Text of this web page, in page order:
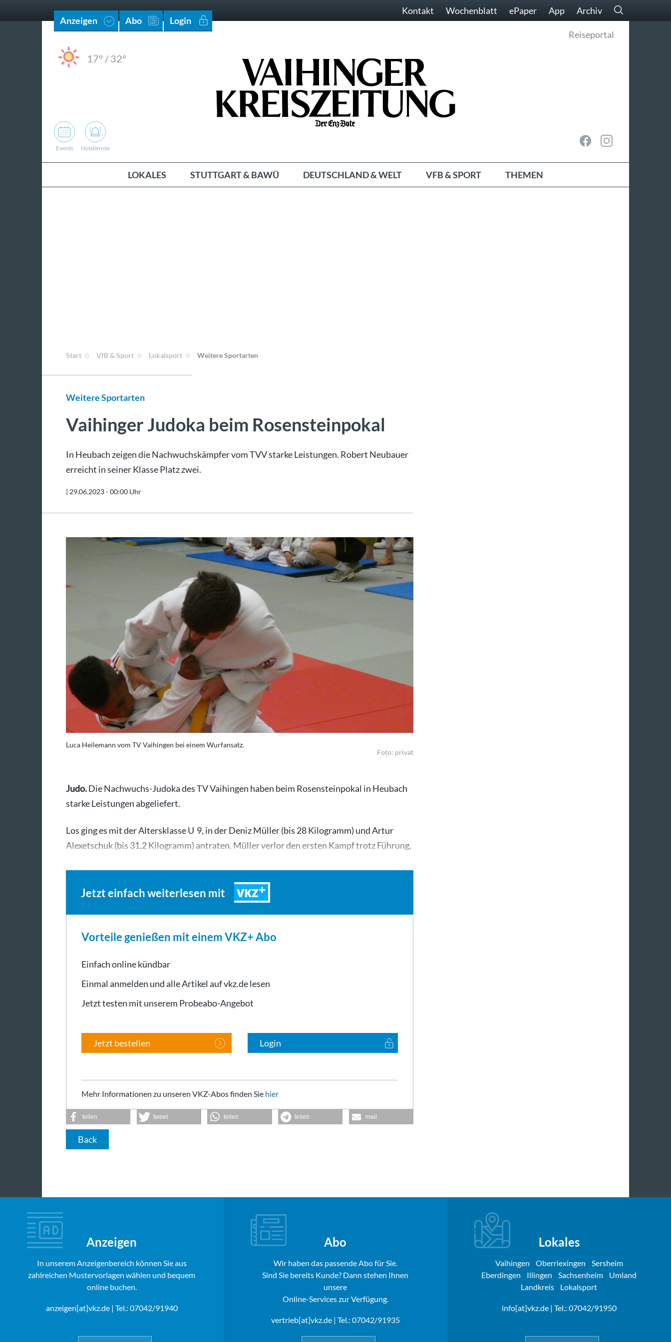
Anzeigen Abo Login
Kontakt Wochenblatt ePaper App Archiv
17° /32°
Reiseportal
Events Notdienste
LOKALES STUTTGART & BAWÜ DEUTSCHLAND & WELT VFB & SPORT THEMEN
Start VfB & Sport Lokalsport Weitere Sportarten
Weitere Sportarten
Vaihinger Judoka beim Rosensteinpokal
In Heubach zeigen die Nachwuchskämpfer vom TVV starke Leistungen. Robert Neubauer
erreicht in seiner Klasse Platz zwei.
| 29.06.2023 - 00:00 Uhr
Luca Heilemann vom TV Vaihingen bei einem Wurfansatz.
Foto: privat
Judo.Die Nachwuchs-Judoka des TV Vaihingen haben beim Rosensteinpokal in Heubach
starke Leistungen abgeliefert.
Los ging es mit der Altersklasse U 9, in der Deniz Müller (bis 28 Kilogramm) und Artur
Alexetschuk (bis 31,2 Kilogramm) antraten. Müller verlor den ersten Kampf trotz Führung,
Jetzt einfach weiterlesen mit VKZ
Vorteile genießen mit einem VKZ+ Abo
Einfach online kündbar
Einmal anmelden und alle Artikel auf vkz.de lesen
Jetzt testen mit unserem Probeabo-Angebot
Jetzt bestellen Login
Mehr Informationen zu unseren VKZ-Abos finden Sie hier
teilen tweet teilen teilen mail
Back
Anzeigen
In unserem Anzeigenbereich können Sie aus
zahlreichen Mustervorlagen wählen und bequem
online buchen.
anzeigen[at]vkz.de| Tel.: 07042/91940
Abo
Wir haben das passende Abo für Sie.
Sind Sie bereits Kunde? Dann stehen Ihnen
unsere
Online-Services zur Verfügung.
vertrieb[at]vkz.de| Tel.: 07042/91935
Lokales
Vaihingen Oberriexingen
Sersheim
Eberdingen
Illingen Sachsenheim
Umland
Landkreis
Lokalsport
info[at]vkz.de| Tel.: 07042/91950